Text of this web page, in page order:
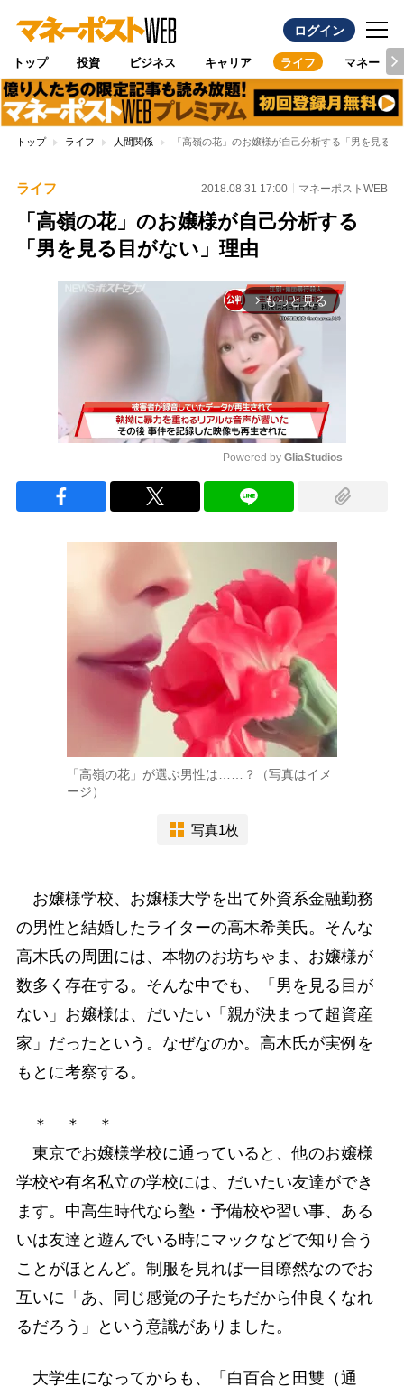
ログイン
トップ 投資 ビジネス キャリア ライフ マネー
トップ ライフ 人間関係 「高嶺の花」のお嬢様が自己分析する「男を見る
ライフ 2018.08.31 17:00 マネーポストWEB
「高嶺の花」のお嬢様が自己分析する
「男を見る目がない」理由
arrow_forward_ios もっと見る
Powered by GliaStudios
「高嶺の花」が選ぶ男性は……？（写真はイメ
ージ）
写真1枚
お嬢様学校、お嬢様大学を出て外資系金融勤務
の男性と結婚したライターの高木希美氏。そんな
高木氏の周囲には、本物のお坊ちゃま、お嬢様が
数多く存在する。そんな中でも、「男を見る目が
ない」お嬢様は、だいたい「親が決まって超資産
家」だったという。なぜなのか。高木氏が実例を
もとに考察する。
＊ ＊ ＊
東京でお嬢様学校に通っていると、他のお嬢様
学校や有名私立の学校には、だいたい友達ができ
ます。中高生時代なら塾・予備校や習い事、ある
いは友達と遊んでいる時にマックなどで知り合う
ことがほとんど。制服を見れば一目瞭然なのでお
互いに「あ、同じ感覚の子たちだから仲良くなれ
るだろう」という意識がありました。
大学生になってからも、「白百合と田雙（通